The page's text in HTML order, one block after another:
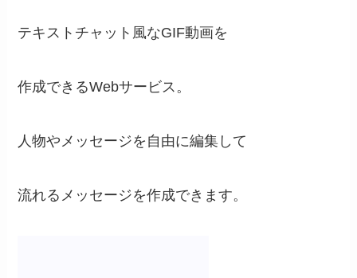
テキストチャット風なGIF動画を
作成できるWebサービス。
人物やメッセージを自由に編集して
流れるメッセージを作成できます。